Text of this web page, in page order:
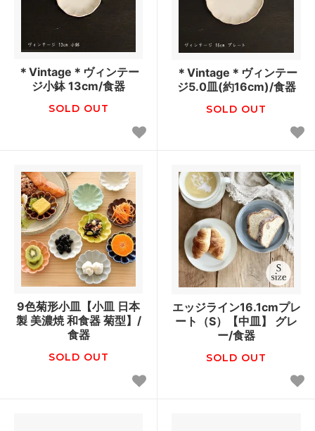
＊Vintage＊ヴィンテー
ジ小鉢 13cm/食器
SOLD OUT
＊Vintage＊ヴィンテー
ジ5.0皿(約16cm)/食器
SOLD OUT
9色菊形小皿【小皿 日本
製 美濃焼 和食器 菊型】/
食器
SOLD OUT
エッジライン16.1cmプレ
ート（S）【中皿】 グレ
ー/食器
SOLD OUT